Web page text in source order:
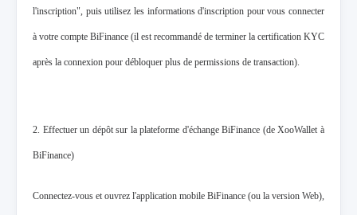
l'inscription", puis utilisez les informations d'inscription pour vous connecter
à votre compte BiFinance (il est recommandé de terminer la certification KYC
après la connexion pour débloquer plus de permissions de transaction).
2. Effectuer un dépôt sur la plateforme d'échange BiFinance (de XooWallet à
BiFinance)
Connectez-vous et ouvrez l'application mobile BiFinance (ou la version Web),